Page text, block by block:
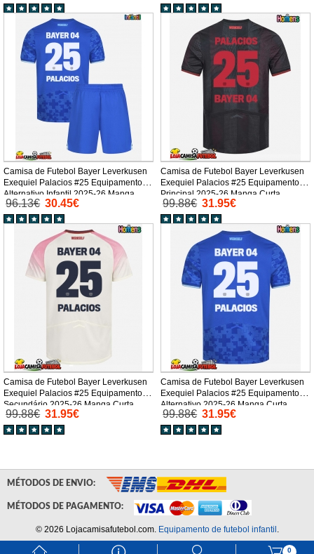
Camisa de Futebol Bayer Leverkusen
Exequiel Palacios #25 Equipamento
Alternativo Infantil 2025-26 Manga
Curta (+ Calças curtas)
96.13€ 30.45€
Camisa de Futebol Bayer Leverkusen
Exequiel Palacios #25 Equipamento
Principal 2025-26 Manga Curta
99.88€ 31.95€
Camisa de Futebol Bayer Leverkusen
Exequiel Palacios #25 Equipamento
Secundário 2025-26 Manga Curta
99.88€ 31.95€
Camisa de Futebol Bayer Leverkusen
Exequiel Palacios #25 Equipamento
Alternativo 2025-26 Manga Curta
99.88€ 31.95€
0
MÉTODOS DE ENVIO:
MÉTODOS DE PAGAMENTO:
© 2026 Lojacamisafutebol.com. Equipamento de futebol infantil .